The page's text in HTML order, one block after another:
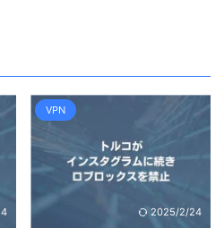
VPN
2025/2/24